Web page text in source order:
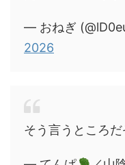
— おねぎ
2026
そう言うところだ